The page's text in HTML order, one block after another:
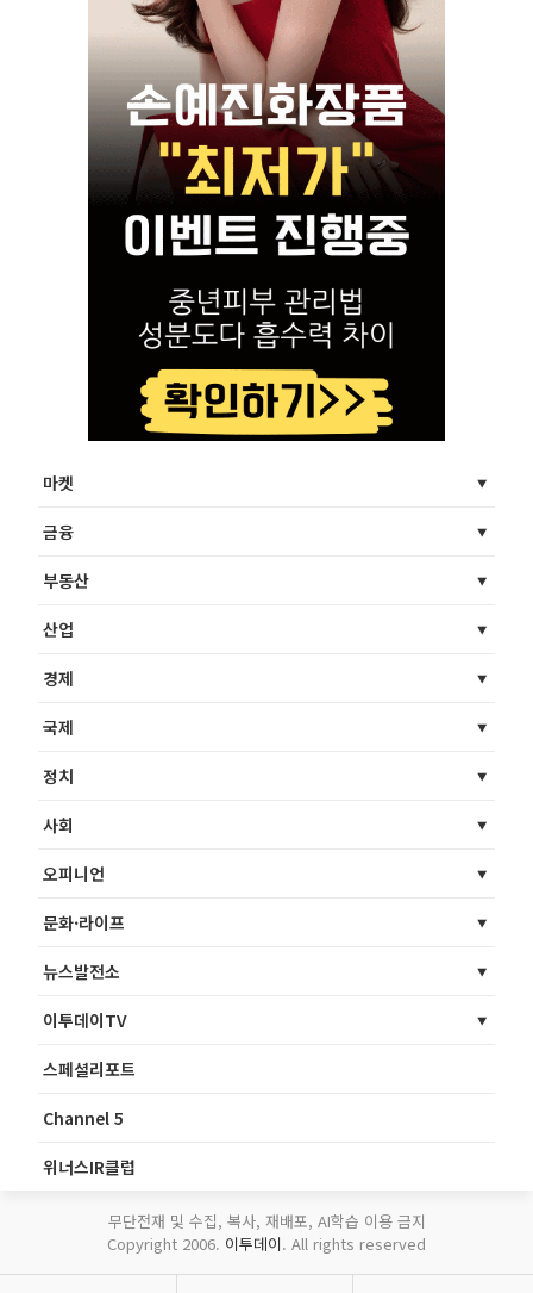
마켓
금융
부동산
산업
경제
국제
정치
사회
오피니언
문화·라이프
뉴스발전소
이투데이TV
스페셜리포트
Channel 5
위너스IR클럽
무단전재 및 수집, 복사, 재배포, AI학습 이용 금지
Copyright 2006. 이투데이. All rights reserved